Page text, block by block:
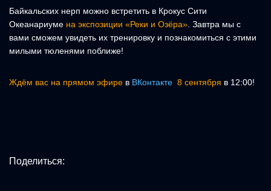
Байкальских нерп можно встретить в Крокус Сити
Океанариуме на экспозиции «Реки и Озёра» . Завтра мы с
вами сможем увидеть их тренировку и познакомиться с этими
милыми тюленями поближе!
Ждём вас на прямом эфире в ВКонтакте 8 сентября в 12:00!
Поделиться: